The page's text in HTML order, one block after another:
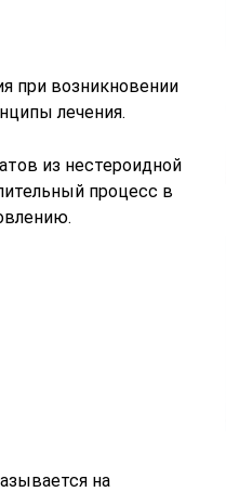
при возникновении
лечения.
из нестероидной
процесс в
на